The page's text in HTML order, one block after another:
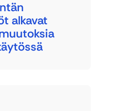
alkavat